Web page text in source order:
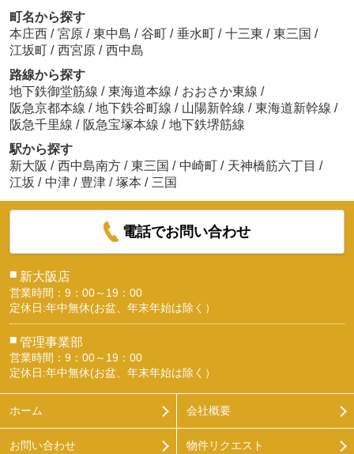
町名から探す
本庄西 / 宮原 / 東中島 / 谷町 / 垂水町 / 十三東 / 東三国 /
江坂町 / 西宮原 / 西中島
路線から探す
地下鉄御堂筋線 / 東海道本線 / おおさか東線 /
阪急京都本線 / 地下鉄谷町線 / 山陽新幹線 / 東海道新幹線 /
阪急千里線 / 阪急宝塚本線 / 地下鉄堺筋線
駅から探す
新大阪 / 西中島南方 / 東三国 / 中崎町 / 天神橋筋六丁目 /
江坂 / 中津 / 豊津 / 塚本 / 三国
電話でお問い合わせ
■ 新大阪店
営業時間：9：00～19：00
定休日:年中無休(お盆、年末年始は除く）
■ 管理事業部
営業時間：9：00～19：00
定休日:年中無休(お盆、年末年始は除く）
ホーム 会社概要
お問い合わせ 物件リクエスト